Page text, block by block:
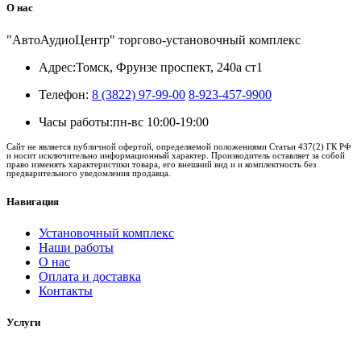
О нас
"АвтоАудиоЦентр" торгово-установочный комплекс
Адрес:Томск, Фрунзе проспект, 240а ст1
Телефон: 8 (3822) 97-99-00 8-923-457-9900
Часы работы:пн-вс 10:00-19:00
Сайт не является публичной офертой, определяемой положениями Статьи 437(2) ГК РФ
и носит исключительно информационный характер. Производитель оставляет за собой
право изменять характеристики товара, его внешний вид и и комплектность без
предварительного уведомления продавца.
Навигация
Установочный комплекс
Наши работы
О нас
Оплата и доставка
Контакты
Услуги